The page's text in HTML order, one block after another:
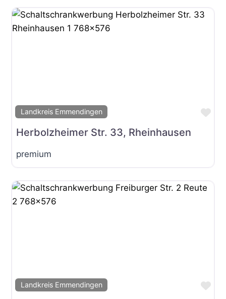
Landkreis Emmendingen
Herbolzheimer Str. 33, Rheinhausen
premium
Landkreis Emmendingen